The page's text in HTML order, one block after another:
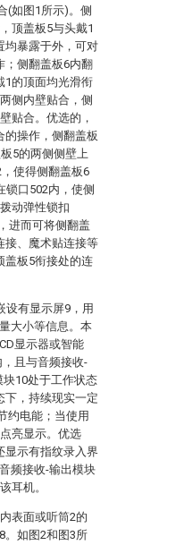
(如图1所示)。侧
顶盖板5与头戴1
均暴露于外，可对
；侧翻盖板6内翻
1的顶面均光滑衔
侧内壁贴合，侧
贴合。优选的，
的操作，侧翻盖板
5的两侧侧壁上
使得侧翻盖板6
锁口502内，使侧
动弹性锁扣
进而可将侧翻盖
接、魔术贴连接等
盖板5衔接处的连
设有显示屏9，用
大小等信息。本
显示器或智能
且与音频接收-
10处于工作状态
下，持续现实一定
约电能；当使用
亮显示。优选
显示有指纹录入界
频接收-输出模块
耳机。
表面或听筒2的
。如图2和图3所